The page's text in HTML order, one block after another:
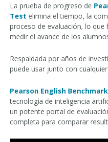
La prueba de progreso de
Test elimina el tiempo, la
proceso de evaluación, lo que
medir el avance de los
Respaldada por años de
puede usar junto con
Pearson English
tecnología de inteligencia
un potente portal de
completa para comparar